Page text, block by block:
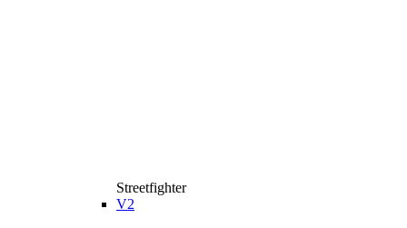
Streetfighter
V2